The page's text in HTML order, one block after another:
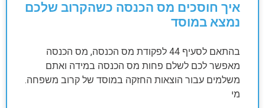
איך חוסכים מס הכנסה כשהקרוב שלכם
נמצא במוסד
בהתאם לסעיף 44 לפקודת מס הכנסה, מס הכנסה
מאפשר לכם לשלם פחות מס הכנסה במידה ואתם
משלמים עבור הוצאות החזקה במוסד של קרוב משפחה.
מי